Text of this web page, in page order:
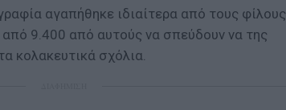
αγαπήθηκε ιδιαίτερα από τους φίλους
9.400 από αυτούς να σπεύδουν να της
κολακευτικά σχόλια.